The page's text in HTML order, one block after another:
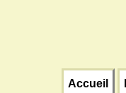
Accueil